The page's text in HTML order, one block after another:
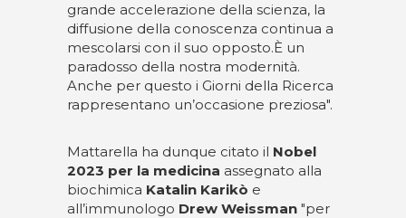
grande accelerazione della scienza, la
diffusione della conoscenza continua a
mescolarsi con il suo opposto.È un
paradosso della nostra modernità.
Anche per questo i Giorni della Ricerca
rappresentano un’occasione preziosa".
Mattarella ha dunque citato il Nobel
2023 per la medicina assegnato alla
biochimica Katalin Karikò e
all’immunologo Drew Weissman "per